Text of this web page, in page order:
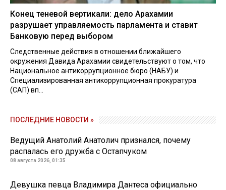
Конец теневой вертикали: дело Арахамии
разрушает управляемость парламента и ставит
Банковую перед выбором
Следственные действия в отношении ближайшего
окружения Давида Арахамии свидетельствуют о том, что
Национальное антикоррупционное бюро (НАБУ) и
Специализированная антикоррупционная прокуратура
(САП) вп...
ПОСЛЕДНИЕ НОВОСТИ »
Ведущий Анатолий Анатолич признался, почему
распалась его дружба с Остапчуком
08 августа 2026, 01:35
Девушка певца Владимира Дантеса официально